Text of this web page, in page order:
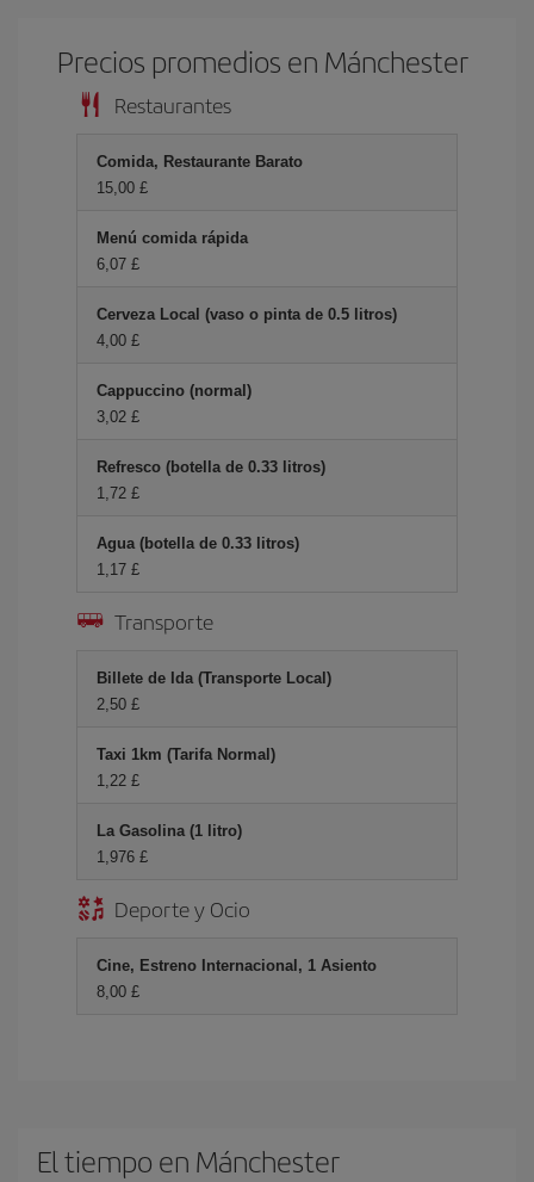
Precios promedios en Mánchester
Restaurantes
Comida, Restaurante Barato
15,00 £
Menú comida rápida
6,07 £
Cerveza Local (vaso o pinta de 0.5 litros)
4,00 £
Cappuccino (normal)
3,02 £
Refresco (botella de 0.33 litros)
1,72 £
Agua (botella de 0.33 litros)
1,17 £
Transporte
Billete de Ida (Transporte Local)
2,50 £
Taxi 1km (Tarifa Normal)
1,22 £
La Gasolina (1 litro)
1,976 £
Deporte y Ocio
Cine, Estreno Internacional, 1 Asiento
8,00 £
El tiempo en Mánchester